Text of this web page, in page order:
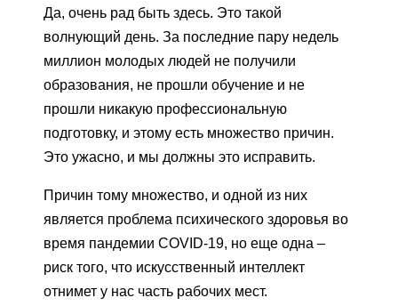
Да, очень рад быть здесь. Это такой
волнующий день. За последние пару недель
миллион молодых людей не получили
образования, не прошли обучение и не
прошли никакую профессиональную
подготовку, и этому есть множество причин.
Это ужасно, и мы должны это исправить.
Причин тому множество, и одной из них
является проблема психического здоровья во
время пандемии COVID-19, но еще одна –
риск того, что искусственный интеллект
отнимет у нас часть рабочих мест.